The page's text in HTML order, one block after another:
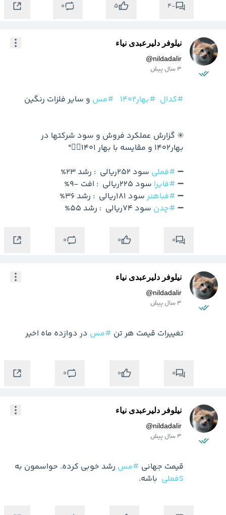
-4
5
0
نیلوفر دلیرعبدی نیاء
@nildadalir
3 سال پیش
#کدال #بهار1402 #مس
➖ #فملی
➖ #فایرا
➖ #فباهنر
➖ #چدن سود 74ریالی  : رشد 55%
0
0
0
نیلوفر دلیرعبدی نیاء
@nildadalir
3 سال پیش
تغییرات قیمت هر تن #مس در دوازده ماه اخیر
0
0
0
نیلوفر دلیرعبدی نیاء
@nildadalir
3 سال پیش
قیمت جهانی #مس رشد خوبی کرده. حواسمون به
$فملی باشه.